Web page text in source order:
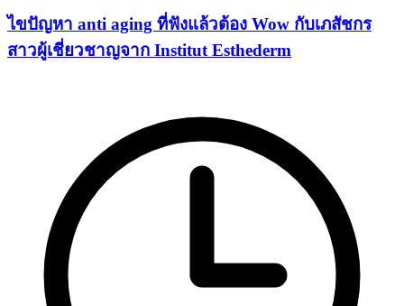
ไขปัญหา anti aging ที่ฟังแล้วต้อง Wow กับเภสัชกร
สาวผู้เชี่ยวชาญจาก Institut Esthederm